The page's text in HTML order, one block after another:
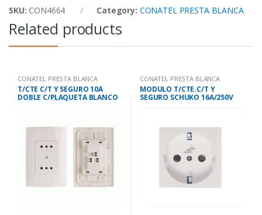
SKU: CON4664 Category: CONATEL PRESTA BLANCA
Related products
CONATEL PRESTA BLANCA
T/CTE C/T Y SEGURO 10A
DOBLE C/PLAQUETA BLANCO
CONATEL PRESTA BLANCA
MODULO T/CTE.C/T Y
SEGURO SCHUKO 16A/250V